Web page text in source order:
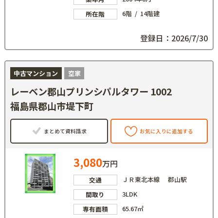
所在階
6階 / 14階建
登録日：2026/7/30
中古マンション 空家
レーベン郡山プリンシパルタワー 1002
福島県郡山市堤下町
まとめて資料請求 お気に入りに追加する
3,080万円
交通
ＪＲ東北本線 郡山駅
間取り
3LDK
専有面積
65.67㎡